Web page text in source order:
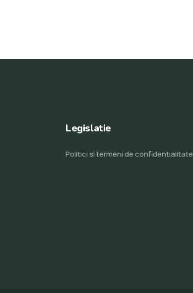
Legislatie
Politici si termeni de confidentialitate